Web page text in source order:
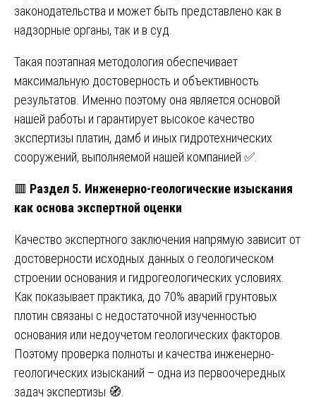
законодательства и может быть представлено как в
надзорные органы, так и в суд.
Такая поэтапная методология обеспечивает
максимальную достоверность и объективность
результатов. Именно поэтому она является основой
нашей работы и гарантирует высокое качество
экспертизы платин, дамб и иных гидротехнических
сооружений, выполняемой нашей компанией ✅.
🟥 Раздел 5. Инженерно-геологические изыскания
как основа экспертной оценки
Качество экспертного заключения напрямую зависит от
достоверности исходных данных о геологическом
строении основания и гидрогеологических условиях.
Как показывает практика, до 70% аварий грунтовых
плотин связаны с недостаточной изученностью
основания или недоучетом геологических факторов.
Поэтому проверка полноты и качества инженерно-
геологических изысканий – одна из первоочередных
задач экспертизы 🧭.